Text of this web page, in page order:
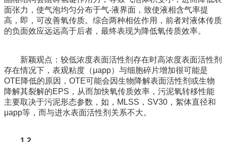
面张力，使气泡均匀分布于气-液界面，致使液相含气率提
高，即，可改善氧传质。综合两种相佐作用，前者对液体传质
的负面效应远远高于后者，最终表现为降低氧传质效率。
新颖观点：较低浓度表面活性剂存在时高浓度表面活性剂
存在情况下，表观粘度（μapp）与细胞碎片增加很可能是
OTE降低的原因，OTE可能会因生物降解表面活性剂或生物
降解其裂解的EPS，从而加快氧传质效率，污泥氧转移性能
主要取决于污泥形态参数，如，MLSS，SV30，絮体直径和
μapp等，而与进水表面活性剂关系不大。